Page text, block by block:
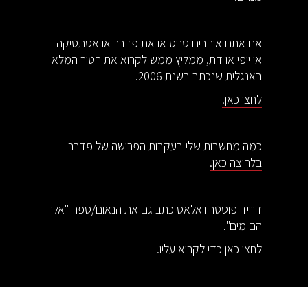
אם אתם אוהבים טניס או את פדרר או אסתטיקה
או יופי או דת, ממליץ ממש לקרוא את הטור המלא
באנגלית שנכתב בשנת 2006.
לחצו כאן.
כמה מחשבות שלי בעקבות הפרישה של פדרר
בלחיצה כאן.
דיוויד פוסטר וואלאס כתב גם את הנאום/ספר "אלו
הם מים".
לחצו כאן כדי לקרוא עליו.